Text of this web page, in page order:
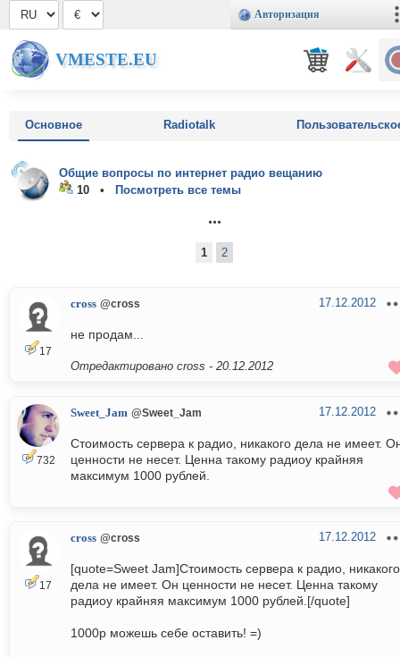
Авторизация
VMESTE.EU
Основное Radiotalk
Общие вопросы по интернет радио вещанию
10 •
Посмотреть все темы
...
1 2
17
cross @cross 17.12.2012
не продам...
Отредактировано cross - 20.12.2012
732
Sweet_Jam @Sweet_Jam 17.12.2012
Стоимость сервера к радио, никакого дела не имеет.
ценности не несет. Ценна такому радиоу крайняя
максимум 1000 рублей.
17
cross @cross 17.12.2012
[quote=Sweet Jam]Стоимость сервера к радио, никакого
дела не имеет. Он ценности не несет. Ценна такому
радиоу крайняя максимум 1000 рублей.[/quote]
1000р можешь себе оставить! =)